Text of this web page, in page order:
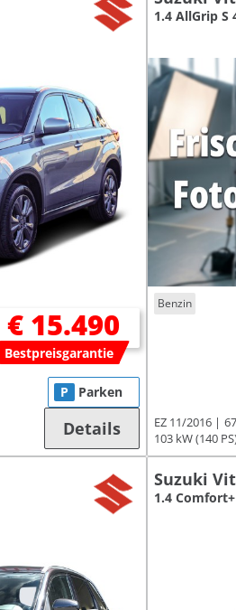
€ 15.490
Bestpreisgarantie
P Parken
Details
1.4 AllGrip S
Benzin
EZ 11/2016
103 kW (140
Suzuki
1.4